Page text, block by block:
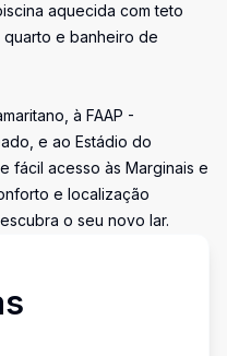
aquecida com teto
e banheiro de
à FAAP -
e ao Estádio do
fácil acesso às Marginais e
e localização
o seu novo lar.